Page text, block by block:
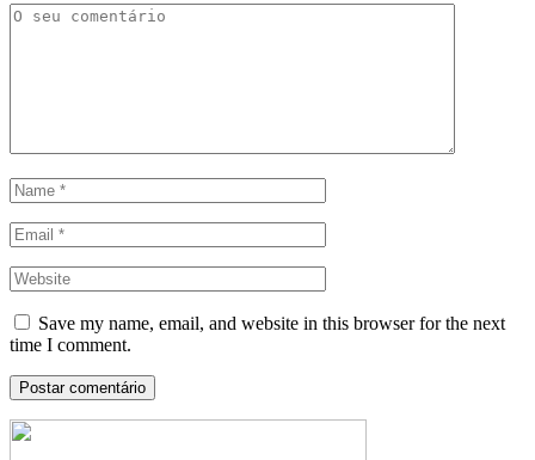
Save my name, email, and website in this browser for the next
time I comment.